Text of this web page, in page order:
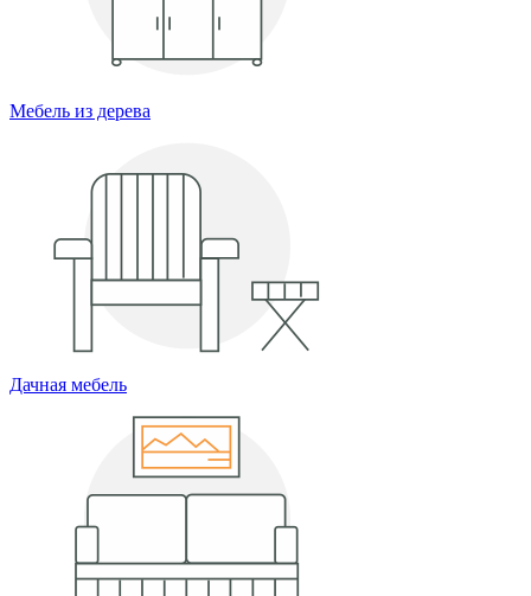
Мебель из дерева
Дачная мебель